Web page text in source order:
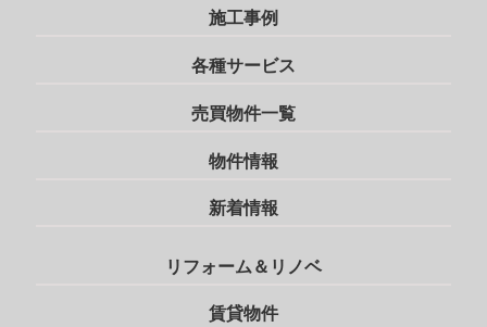
施工事例
各種サービス
売買物件一覧
物件情報
新着情報
リフォーム＆リノベ
賃貸物件